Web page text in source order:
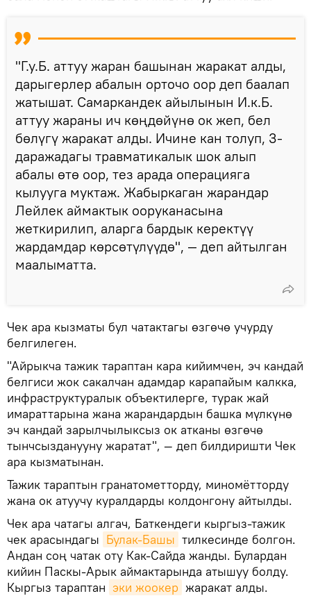
"Г.у.Б. аттуу жаран башынан жаракат алды,
дарыгерлер абалын орточо оор деп баалап
жатышат. Самаркандек айылынын И.к.Б.
аттуу жараны ич көңдөйүнө ок жеп, бел
бөлүгү жаракат алды. Ичине кан толуп, 3-
даражадагы травматикалык шок алып
абалы өтө оор, тез арада операцияга
кылууга муктаж. Жабыркаган жарандар
Лейлек аймактык ооруканасына
жеткирилип, аларга бардык керектүү
жардамдар көрсөтүлүүдө", — деп айтылган
маалыматта.
Чек ара кызматы бул чатактагы өзгөчө учурду
белгилеген.
"Айрыкча тажик тараптан кара кийимчен, эч кандай
белгиси жок сакалчан адамдар карапайым калкка,
инфраструктуралык объектилерге, турак жай
имараттарына жана жарандардын башка мүлкүнө
эч кандай зарылчылыксыз ок атканы өзгөчө
тынчсызданууну жаратат", — деп билдиришти Чек
ара кызматынан.
Тажик тараптын гранатометторду, миномётторду
жана ок атуучу куралдарды колдонгону айтылды.
Чек ара чатагы алгач, Баткендеги кыргыз-тажик
чек арасындагы Булак-Башы тилкесинде болгон.
Андан соң чатак оту Как-Сайда жанды. Булардан
кийин Паскы-Арык аймактарында атышуу болду.
Кыргыз тараптан эки жоокер жаракат алды.